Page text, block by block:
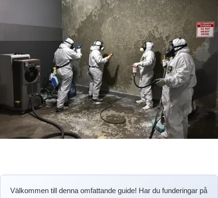
Välkommen till denna omfattande guide! Har du funderingar på